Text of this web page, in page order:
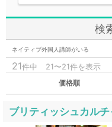
検
ネイティブ外国人講師がいる
21件中 21〜21件を表示
価格順
ブリティッシュカル